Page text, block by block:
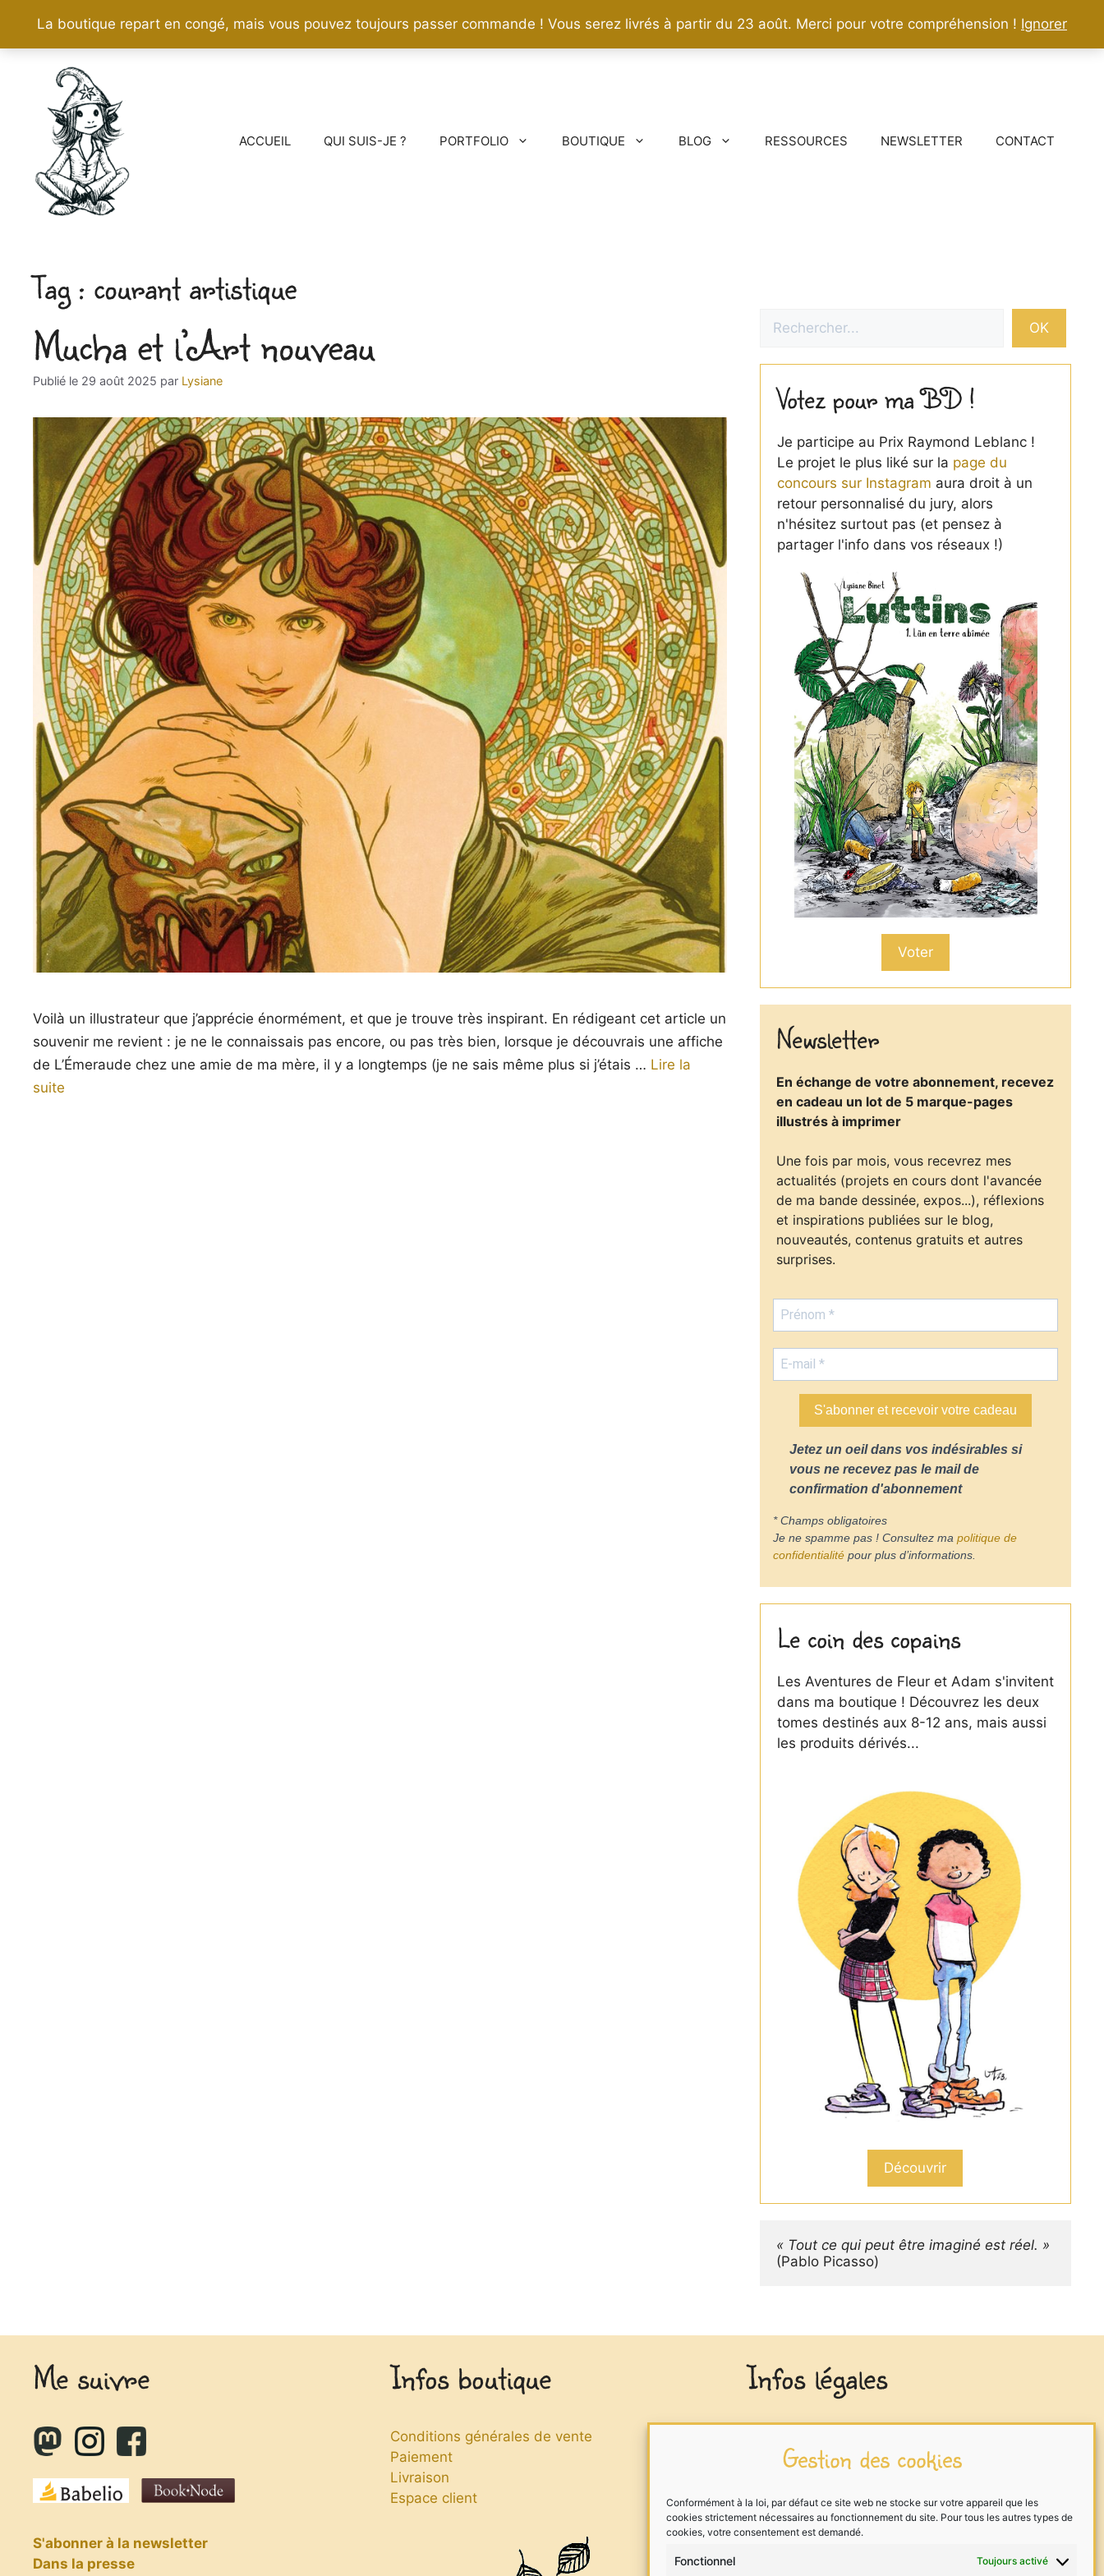
Gestion des cookies
Conformément à la loi, par défaut ce site web ne stocke sur votre appareil que les
cookies strictement nécessaires au fonctionnement du site. Pour tous les autres types de
cookies, votre consentement est demandé.
Fonctionnel Toujours activé
La boutique repart en congé, mais vous pouvez toujours passer commande ! Vous serez livrés à partir du 23 août. Merci pour votre compréhension ! Ignorer
ACCUEIL QUI SUIS-JE ? PORTFOLIO BOUTIQUE BLOG RESSOURCES NEWSLETTER CONTACT
courant artistique
Mucha et l’Art nouveau
29 août 2025 par Lysiane
Voilà un illustrateur que j’apprécie énormément, et que je trouve très inspirant. En rédigeant cet article un
souvenir me revient : je ne le connaissais pas encore, ou pas très bien, lorsque je découvrais une affiche
de L’Émeraude chez une amie de ma mère, il y a longtemps (je ne sais même plus si j’étais … Lire la
suite
OK
Votez pour ma BD !
Je participe au Prix Raymond Leblanc !
Le projet le plus liké sur la page du
concours sur Instagram aura droit à un
retour personnalisé du jury, alors
n'hésitez surtout pas (et pensez à
partager l'info dans vos réseaux !)
Voter
Newsletter
En échange de votre abonnement, recevez
en cadeau un lot de 5 marque-pages
illustrés à imprimer
Une fois par mois, vous recevrez mes
actualités (projets en cours dont l'avancée
de ma bande dessinée, expos...), réflexions
et inspirations publiées sur le blog,
nouveautés, contenus gratuits et autres
surprises.
S'abonner et recevoir votre cadeau
Jetez un oeil dans vos indésirables si
vous ne recevez pas le mail de
confirmation d'abonnement
* Champs obligatoires
Je ne spamme pas ! Consultez ma politique de
confidentialitépour plus d’informations.
Le coin des copains
Les Aventures de Fleur et Adam s'invitent
dans ma boutique ! Découvrez les deux
tomes destinés aux 8-12 ans, mais aussi
les produits dérivés...
Découvrir
« Tout ce qui peut être imaginé est réel. »
(Pablo Picasso)
Me suivre
S'abonner à la newsletter
Dans la presse
Infos boutique
Conditions générales de vente
Paiement
Livraison
Espace client
Infos légales
Traitement des données
Me contacter